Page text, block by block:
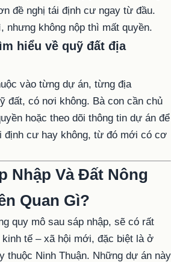
đề nghị tái định cư ngay từ đầu.
nhưng không nộp thì mất quyền.
hiểu về quỹ đất địa
vào từng dự án, từng địa
đất, có nơi không. Bà con cần chủ
hoặc theo dõi thông tin dự án để
định cư hay không, từ đó mới có cơ
Nhập Và Đất Nông
Quan Gì?
quy mô sau sáp nhập, sẽ có rất
tế – xã hội mới, đặc biệt là ở
thuộc Ninh Thuận. Những dự án này